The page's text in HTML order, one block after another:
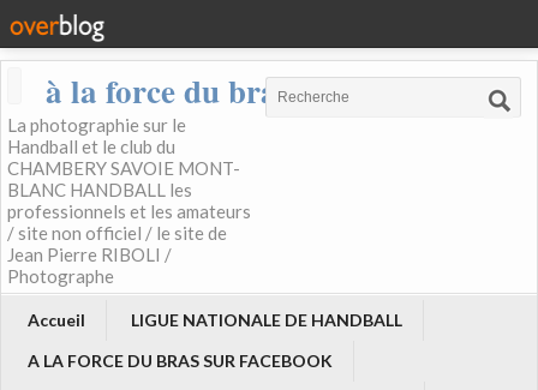
à la force du bras
La photographie sur le
Handball et le club du
CHAMBERY SAVOIE MONT-
BLANC HANDBALL les
professionnels et les amateurs
/ site non officiel / le site de
Jean Pierre RIBOLI /
Photographe
Accueil
LIGUE NATIONALE DE HANDBALL
A LA FORCE DU BRAS SUR FACEBOOK